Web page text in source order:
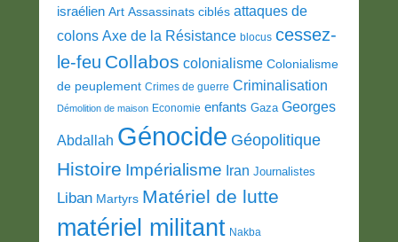
israélien Art Assassinats ciblés attaques de
colons Axe de la Résistance blocus cessez-
le-feu Collabos colonialisme Colonialisme
de peuplement Crimes de guerre Criminalisation
Démolition de maison Economie enfants Gaza Georges
Abdallah Génocide Géopolitique
Histoire Impérialisme Iran Journalistes
Liban Martyrs Matériel de lutte
matériel militant Nakba